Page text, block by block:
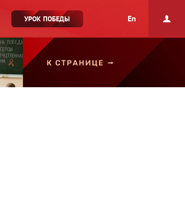
УРОК ПОБЕДЫ En